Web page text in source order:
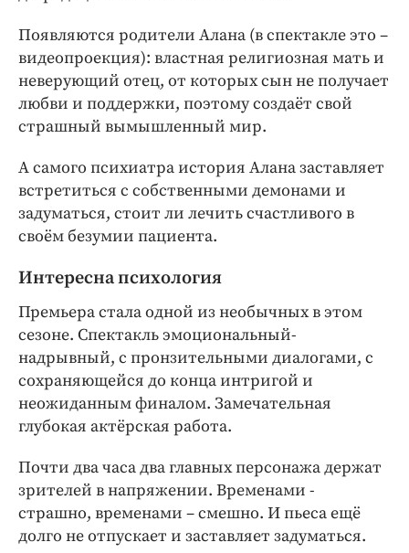
Появляются родители Алана (в спектакле это –
видеопроекция): властная религиозная мать и
неверующий отец, от которых сын не получает
любви и поддержки, поэтому создаёт свой
страшный вымышленный мир.
А самого психиатра история Алана заставляет
встретиться с собственными демонами и
задуматься, стоит ли лечить счастливого в
своём безумии пациента.
Интересна психология
Премьера стала одной из необычных в этом
сезоне. Спектакль эмоциональный-
надрывный, с пронзительными диалогами, с
сохраняющейся до конца интригой и
неожиданным финалом. Замечательная
глубокая актёрская работа.
Почти два часа два главных персонажа держат
зрителей в напряжении. Временами -
страшно, временами – смешно. И пьеса ещё
долго не отпускает и заставляет задуматься.